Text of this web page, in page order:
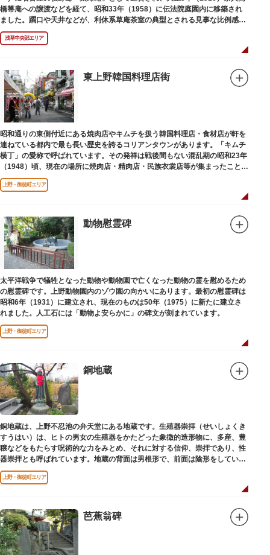
橋箒庵への譲渡などを経て、昭和33年（1958）に伝法院庭園内に移築され
ました。躙口や天井などが、利休系草庵茶室の典型とされる見事な比例感を
醸し出しています。
浅草中央部エリア
東上野韓国料理店街
昭和通りの東側付近にある焼肉店やキムチを扱う韓国料理店・食材店が軒を
連ねている都内で最も長い歴史を誇るコリアンタウンがあります。「キムチ
横丁」の愛称で呼ばれています。その発祥は戦後間もない混乱期の昭和23年
（1948）頃、現在の場所に焼肉店・精肉店・民族衣裳店等が集まったことに
端を発しています。
上野・御徒町エリア
動物慰霊碑
太平洋戦争で犠牲となった動物や動物園で亡くなった動物の霊を慰めるため
の慰霊碑です。上野動物園内のゾウ園の向かいにあります。最初の慰霊碑は
昭和6年（1931）に建立され、現在のものは50年（1975）に新たに建立さ
れました。人工石には「動物よ安らかに」の碑文が刻まれています。
上野・御徒町エリア
銅地蔵
銅地蔵は、上野不忍池の弁天堂にある地蔵です。生殖器崇拝（せいしょくき
すうはい）は、ヒトの男女の生殖器をかたどった象徴的造形物に、多産、豊
穣などをもたらす呪術的な力をみとめ、それに対する信仰、崇拝であり、性
器崇拝とも呼ばれています。地蔵の背面は男根形で、前面は陰形をしていま
す。
上野・御徒町エリア
芭蕉翁碑